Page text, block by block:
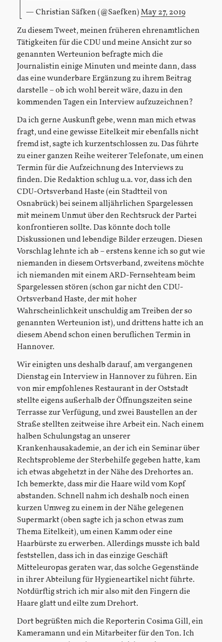
— Christian Säfken (@Saefken)May 27, 2019
Zu diesem Tweet, meinen früheren ehrenamtlichen
Tätigkeiten für die CDU und meine Ansicht zur so
genannten Werteunion befragte mich die
Journalistin einige Minuten und meinte dann, dass
das eine wunderbare Ergänzung zu ihrem Beitrag
darstelle – ob ich wohl bereit wäre, dazu in den
kommenden Tagen ein Interview aufzuzeichnen?
Da ich gerne Auskunft gebe, wenn man mich etwas
fragt, und eine gewisse Eitelkeit mir ebenfalls nicht
fremd ist, sagte ich kurzentschlossen zu. Das führte
zu einer ganzen Reihe weiterer Telefonate, um einen
Termin für die Aufzeichnung des Interviews zu
finden. Die Redaktion schlug u.a. vor, dass ich den
CDU-Ortsverband Haste (ein Stadtteil von
Osnabrück) bei seinem alljährlichen Spargelessen
mit meinem Unmut über den Rechtsruck der Partei
konfrontieren sollte. Das könnte doch tolle
Diskussionen und lebendige Bilder erzeugen. Diesen
Vorschlag lehnte ich ab – erstens kenne ich so gut wie
niemanden in diesem Ortsverband, zweitens möchte
ich niemanden mit einem ARD-Fernsehteam beim
Spargelessen stören (schon gar nicht den CDU-
Ortsverband Haste, der mit hoher
Wahrscheinlichkeit unschuldig am Treiben der so
genannten Werteunion ist), und drittens hatte ich an
diesem Abend schon einen beruflichen Termin in
Hannover.
Wir einigten uns deshalb darauf, am vergangenen
Dienstag ein Interview in Hannover zu führen. Ein
von mir empfohlenes Restaurant in der Oststadt
stellte eigens außerhalb der Öffnungszeiten seine
Terrasse zur Verfügung, und zwei Baustellen an der
Straße stellten zeitweise ihre Arbeit ein. Nach einem
halben Schulungstag an unserer
Krankenhausakademie, an der ich ein Seminar über
Rechtsprobleme der Sterbehilfe gegeben hatte, kam
ich etwas abgehetzt in der Nähe des Drehortes an.
Ich bemerkte, dass mir die Haare wild vom Kopf
abstanden. Schnell nahm ich deshalb noch einen
kurzen Umweg zu einem in der Nähe gelegenen
Supermarkt (oben sagte ich ja schon etwas zum
Thema Eitelkeit), um einen Kamm oder eine
Haarbürste zu erwerben. Allerdings musste ich bald
feststellen, dass ich in das einzige Geschäft
Mitteleuropas geraten war, das solche Gegenstände
in ihrer Abteilung für Hygieneartikel nicht führte.
Notdürftig strich ich mir also mit den Fingern die
Haare glatt und eilte zum Drehort.
Dort begrüßten mich die Reporterin Cosima Gill, ein
Kameramann und ein Mitarbeiter für den Ton. Ich